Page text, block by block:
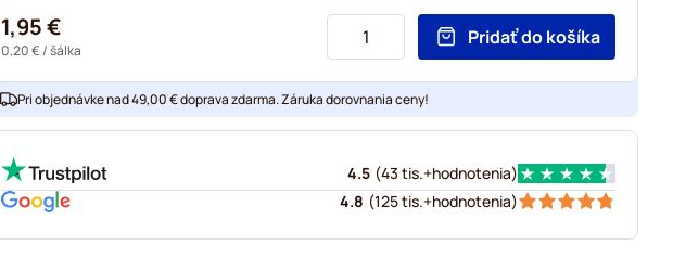
1,95 €
0,20 €/ šálka
Pridať do košíka
Pri objednávke nad 49,00 € doprava zdarma. Záruka dorovnania ceny!
4.5 (43 tis.+hodnotenia)
4.8 (125 tis.+hodnotenia)